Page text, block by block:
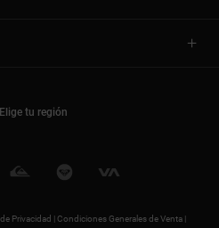
Elige tu región
Privacidad |Condiciones Generales de Venta |